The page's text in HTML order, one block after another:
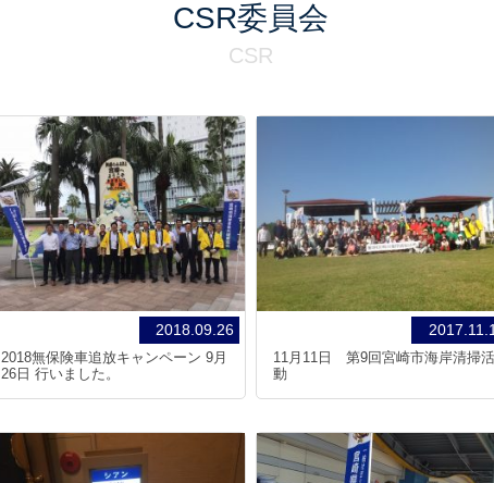
CSR委員会
CSR
2018.09.26
2018無保険車追放キャンペーン 9月
26日 行いました。
11月11日 第9回宮崎市海岸清掃活
動